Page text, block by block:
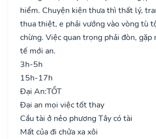
hiểm. Chuyện kiện thưa thì thất lý,
thua thiệt, e phải vướng vào vòng tù
chừng. Việc quan trọng phải đòn, gặp
tế mới an.
3h-5h
15h-17h
Đại An:TỐT
Đại an mọi việc tốt thay
Cầu tài ở nẻo phương Tây có tài
Mất của đi chửa xa xôi